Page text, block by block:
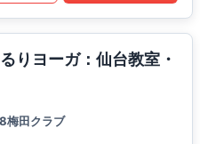
りヨーガ：仙台教室・
梅田クラブ